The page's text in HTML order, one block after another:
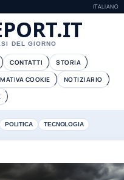
ITALIANO
DEL GIORNO
CONTATTI
STORIA
COOKIE
NOTIZIARIO
POLITICA TECNOLOGIA